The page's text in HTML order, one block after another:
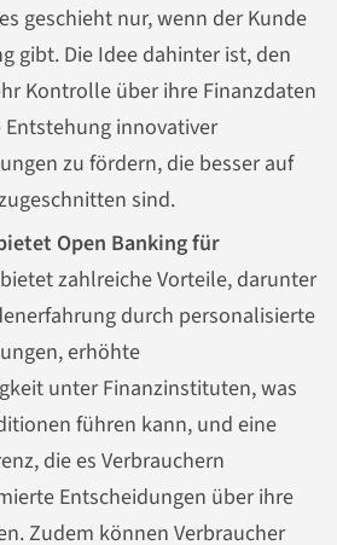
geschieht nur, wenn der Kunde
gibt. Die Idee dahinter ist, den
Kontrolle über ihre Finanzdaten
innovativer
zu fördern, die besser auf
sind.
Open Banking für
zahlreiche Vorteile, darunter
durch personalisierte
erhöhte
unter Finanzinstituten, was
führen kann, und eine
die es Verbrauchern
Entscheidungen über ihre
Zudem können Verbraucher